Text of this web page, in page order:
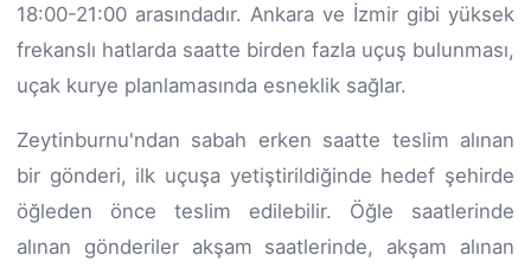
18:00-21:00 arasındadır. Ankara ve İzmir gibi yüksek
frekanslı hatlarda saatte birden fazla uçuş bulunması,
uçak kurye planlamasında esneklik sağlar.
Zeytinburnu'ndan sabah erken saatte teslim alınan
bir gönderi, ilk uçuşa yetiştirildiğinde hedef şehirde
öğleden önce teslim edilebilir. Öğle saatlerinde
alınan gönderiler akşam saatlerinde, akşam alınan